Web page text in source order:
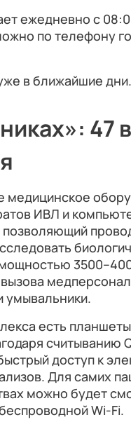
ежедневно с
по телефону
в ближайшие дни.
47
медицинское
ИВЛ и
умывальники.
есть
считыванию
доступ к
Для самих
можно будет
Wi-Fi.